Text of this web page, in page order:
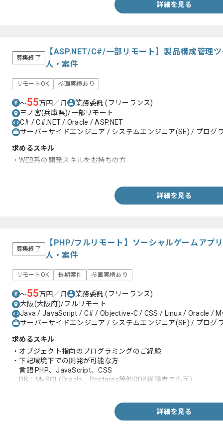
詳細を見る
募集終了
【ASP.NET/C#/一部リモート】製品構成管理
人・案件
リモートOK 参画実績あり
〜55万円／月 業務委託(フリーランス)
三ノ宮(兵庫県)/一部リモート
C# / C#.NET / Oracle / ASP.NET
サーバーサイドエンジニア / システムエンジニア(SE) / プログ
求めるスキル
・WEB系の開発スキルをお持ちの方
詳細を見る
募集終了
【PHP/フルリモート】ソーシャルゲームアプ
人・案件
リモートOK 長期案件 参画実績あり
〜55万円／月 業務委託(フリーランス)
大阪(大阪府)/フルリモート
Java / JavaScript / C# / Objective-C / CSS / Linux / Oracle /
サーバーサイドエンジニア / システムエンジニア(SE) / プログ
求めるスキル
・オブジェクト指向のプログラミングのご経験
・下記環境下での開発が可能な方
言語:PHP、JavaScript、CSS
DB：MySQL(Oracle、Postgres等他RDB経験者でも可)
詳細を見る